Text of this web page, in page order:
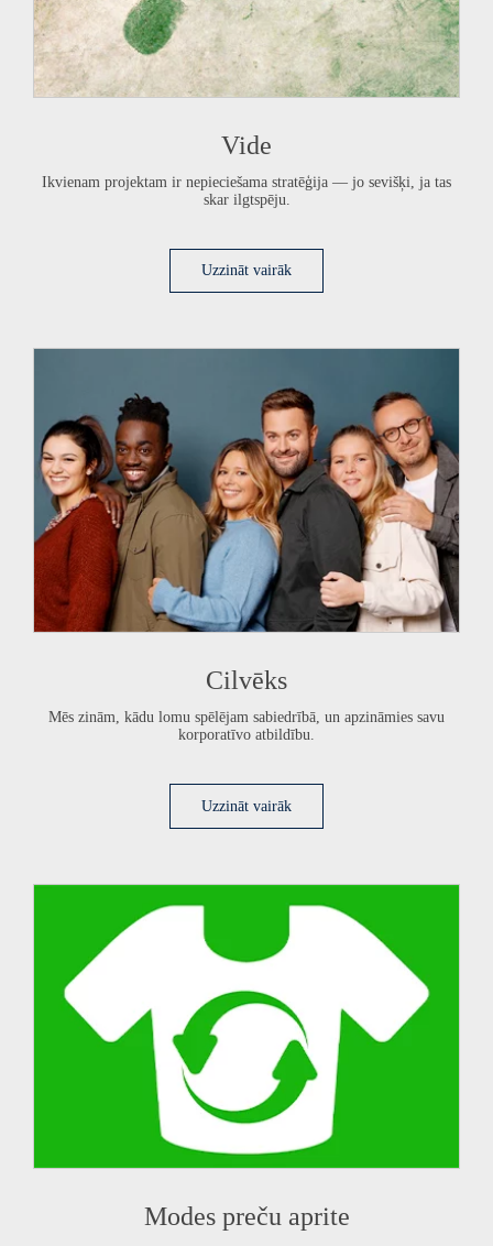
Vide
Ikvienam projektam ir nepieciešama stratēģija — jo sevišķi, ja tas
skar ilgtspēju.
Uzzināt vairāk
Cilvēks
Mēs zinām, kādu lomu spēlējam sabiedrībā, un apzināmies savu
korporatīvo atbildību.
Uzzināt vairāk
Modes preču aprite